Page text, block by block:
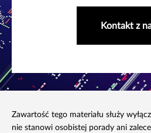
Kontakt z
Zawartość tego materiału służy
nie stanowi osobistej porady ani